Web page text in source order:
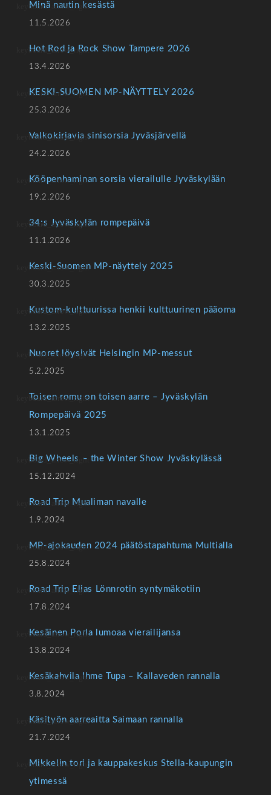
Minä nautin kesästä
11.5.2026
Hot Rod ja Rock Show Tampere 2026
13.4.2026
KESKI-SUOMEN MP-NÄYTTELY 2026
25.3.2026
Valkokirjavia sinisorsia Jyväsjärvellä
24.2.2026
Kööpenhaminan sorsia vierailulle Jyväskylään
19.2.2026
34:s Jyväskylän rompepäivä
11.1.2026
Keski-Suomen MP-näyttely 2025
30.3.2025
Kustom-kulttuurissa henkii kulttuurinen pääoma
13.2.2025
Nuoret löysivät Helsingin MP-messut
5.2.2025
Toisen romu on toisen aarre – Jyväskylän
Rompepäivä 2025
13.1.2025
Big Wheels – the Winter Show Jyväskylässä
15.12.2024
Road Trip Mualiman navalle
1.9.2024
MP-ajokauden 2024 päätöstapahtuma Multialla
25.8.2024
Road Trip Elias Lönnrotin syntymäkotiin
17.8.2024
Kesäinen Porla lumoaa vierailijansa
13.8.2024
Kesäkahvila Ihme Tupa – Kallaveden rannalla
3.8.2024
Käsityön aarreaitta Saimaan rannalla
21.7.2024
Mikkelin tori ja kauppakeskus Stella-kaupungin
ytimessä